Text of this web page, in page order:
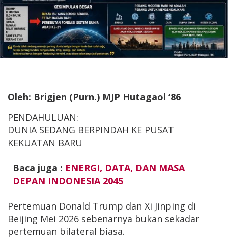
Oleh: Brigjen (Purn.) MJP Hutagaol ‘86
PENDAHULUAN:
DUNIA SEDANG BERPINDAH KE PUSAT
KEKUATAN BARU
Baca juga : ENERGI, DATA, DAN MASA
DEPAN INDONESIA 2045
Pertemuan Donald Trump dan Xi Jinping di
Beijing Mei 2026 sebenarnya bukan sekadar
pertemuan bilateral biasa.